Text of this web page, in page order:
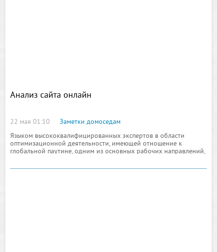
Анализ сайта онлайн
22 мая 01:10
Заметки домоседам
Языком высококвалифицированных экспертов в области
оптимизационной деятельности, имеющей отношение к
глобальной паутине, одним из основных рабочих направлений,